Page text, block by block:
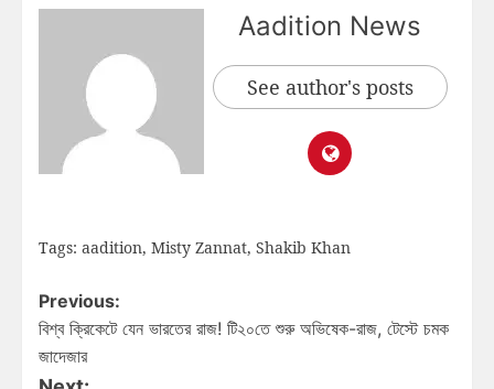
Aadition News
See author's posts
Tags: aadition, Misty Zannat, Shakib Khan
Previous:
বিশ্ব ক্রিকেটে যেন ভারতের রাজ! টি২০তে শুরু অভিষেক-রাজ, টেস্টে চমক
জাদেজার